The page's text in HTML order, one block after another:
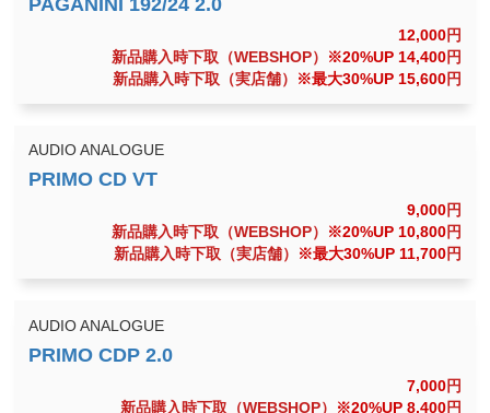
12,000円
新品購入時下取（WEBSHOP）
※20%UP 14,400円
新品購入時下取（実店舗）
※最大30%UP 15,600円
AUDIO ANALOGUE
9,000円
新品購入時下取（WEBSHOP）
※20%UP 10,800円
新品購入時下取（実店舗）
※最大30%UP 11,700円
AUDIO ANALOGUE
7,000円
新品購入時下取（WEBSHOP）
※20%UP 8,400円